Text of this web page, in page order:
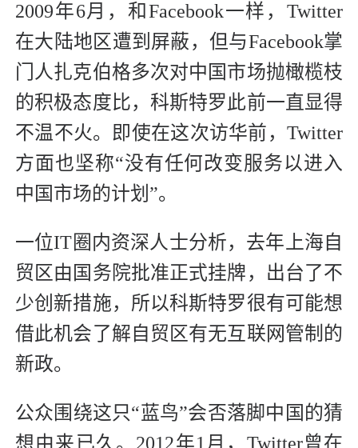
2009年6月，和Facebook一样，Twitter
在大陆地区遭到屏蔽，但与Facebook掌
门人扎克伯格多次对中国市场抛橄榄枝
的积极态度比，科斯特罗此前一直显得
不温不火。即使在这次访华前，Twitter
方面也坚称“没有任何改变服务以进入
中国市场的计划”。
一位IT圈内资深人士分析，去年上海自
贸区由国务院批准正式挂牌，出台了不
少创新措施，所以科斯特罗很有可能想
借此机会了解自贸区有无互联网管制的
新政。
公众围绕这只“蓝鸟”会否落脚中国的猜
想由来已久。2012年1月，Twitter曾在